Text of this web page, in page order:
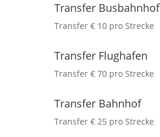
Transfer Busbahnhof
Transfer € 10 pro Strecke
Transfer Flughafen
Transfer € 70 pro Strecke
Transfer Bahnhof
Transfer € 25 pro Strecke